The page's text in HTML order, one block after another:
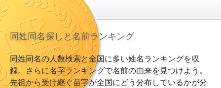
同姓同名探しと名前ランキング
同姓同名の人数検索と全国に多い姓名ランキングを収
録。さらに名字ランキングで名前の由来を見つけよう。
先祖から受け継ぐ苗字が全国にどう分布しているかが分